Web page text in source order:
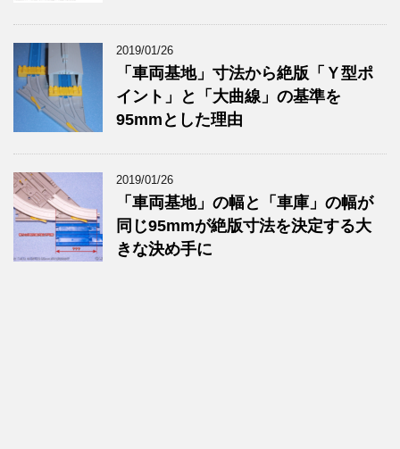
2019/01/26
「車両基地」寸法から絶版「Ｙ型ポ
イント」と「大曲線」の基準を
95mmとした理由
2019/01/26
「車両基地」の幅と「車庫」の幅が
同じ95mmが絶版寸法を決定する大
きな決め手に